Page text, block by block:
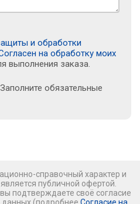
и обработки
на обработку моих
выполнения заказа.
обязательные
справочный характер и
публичной офертой.
подтверждаете своё согласие